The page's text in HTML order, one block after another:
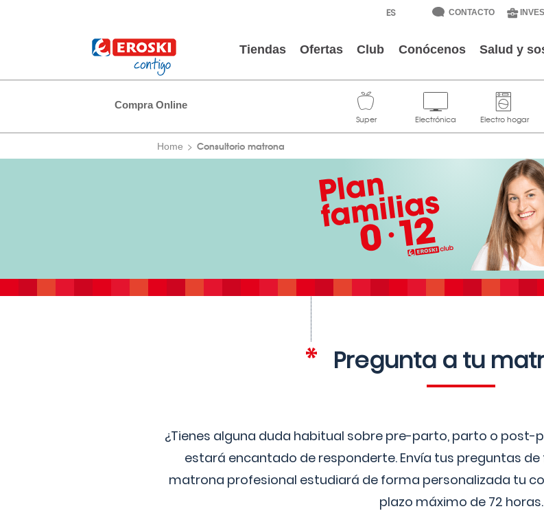
CONTACTO
Tiendas Ofertas Club Conócenos Salud y
Compra Online
Home Consultorio matrona
Pregunta a tu
¿Tienes alguna duda habitual sobre pre-parto, parto o
estará encantado de responderte. Envía tus preguntas
matrona profesional estudiará de forma personalizada tu
plazo máximo de 72 horas.